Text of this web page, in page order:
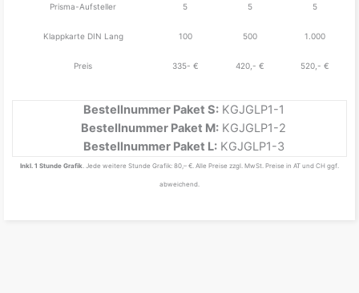
Prisma-Aufsteller 5 5 5
Klappkarte DIN Lang 100 500 1.000
Preis 335- € 420,- € 520,- €
Bestellnummer Paket S:KGJGLP1-1
Bestellnummer Paket M: KGJGLP1-2
Bestellnummer Paket L:KGJGLP1-3
Inkl. 1 Stunde Grafik. Jede weitere Stunde Grafik: 80,– €. Alle Preise zzgl. MwSt. Preise in AT und CH ggf.
abweichend.